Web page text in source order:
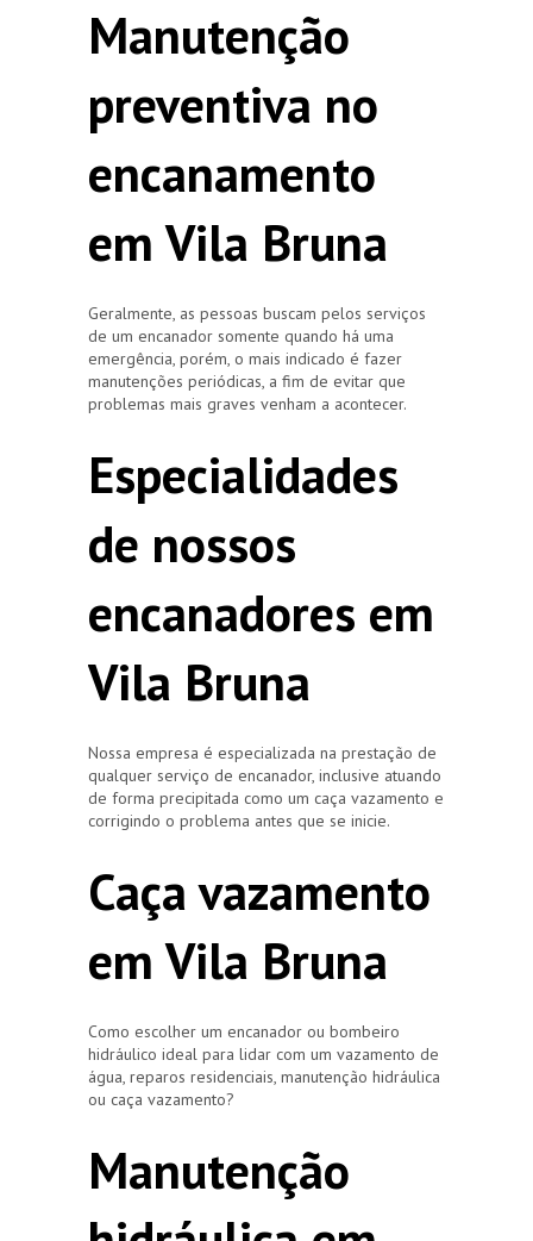
Manutenção
preventiva no
encanamento
em Vila Bruna
Geralmente, as pessoas buscam pelos serviços
de um encanador somente quando há uma
emergência, porém, o mais indicado é fazer
manutenções periódicas, a fim de evitar que
problemas mais graves venham a acontecer.
Especialidades
de nossos
encanadores em
Vila Bruna
Nossa empresa é especializada na prestação de
qualquer serviço de encanador, inclusive atuando
de forma precipitada como um caça vazamento e
corrigindo o problema antes que se inicie.
Caça vazamento
em Vila Bruna
Como escolher um encanador ou bombeiro
hidráulico ideal para lidar com um vazamento de
água, reparos residenciais, manutenção hidráulica
ou caça vazamento?
Manutenção